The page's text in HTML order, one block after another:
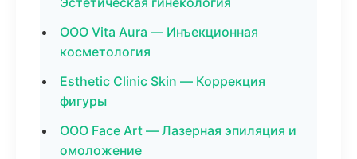
ООО Vita Aura — Инъекционная
косметология
Esthetic Clinic Skin — Коррекция
фигуры
ООО Face Art — Лазерная эпиляция и
омоложение